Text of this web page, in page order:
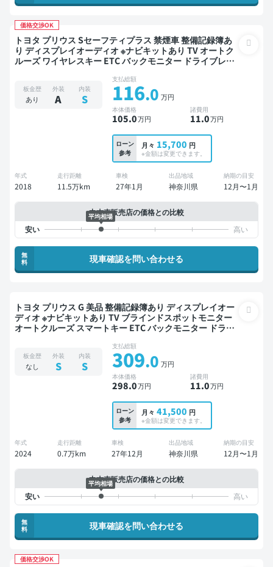
価格交渉OK
トヨタ プリウス Sセーフティプラス 禁煙車 整備記録簿あ
り ディスプレイオーディオ ※ナビキットあり TV オートク
ルーズ ワイヤレスキー ETC バックモニター ドライブレコ
板金歴
あり
外装
A
内装
S
支払総額
116.0 万円
本体価格
105.0万円
諸費用
11.0万円
ローン
参考
月々 15,700 円
※金額は変更できます。
年式
2018
走行距離
11.5万km
車検
27年1月
出品地域
神奈川県
納期の目安
12月〜1月
中古車販売店の価格との比較
平均相場
無
料
現車確認を問い合わせる
トヨタ プリウス G 美品 整備記録簿あり ディスプレイオー
ディオ ※ナビキットあり TV ブラインドスポットモニター
オートクルーズ スマートキー ETC バックモニター ドライ
板金歴
なし
外装
S
内装
S
支払総額
309.0 万円
本体価格
298.0万円
諸費用
11.0万円
ローン
参考
月々 41,500 円
※金額は変更できます。
年式
2024
走行距離
0.7万km
車検
27年12月
出品地域
神奈川県
納期の目安
12月〜1月
中古車販売店の価格との比較
平均相場
無
料
現車確認を問い合わせる
価格交渉OK